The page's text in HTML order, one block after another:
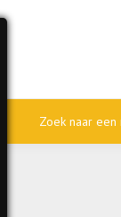
Zoek naar